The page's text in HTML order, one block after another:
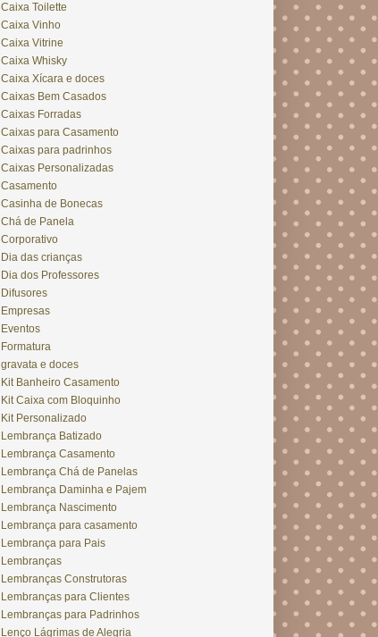
Caixa Toilette
Caixa Vinho
Caixa Vitrine
Caixa Whisky
Caixa Xícara e doces
Caixas Bem Casados
Caixas Forradas
Caixas para Casamento
Caixas para padrinhos
Caixas Personalizadas
Casamento
Casinha de Bonecas
Chá de Panela
Corporativo
Dia das crianças
Dia dos Professores
Difusores
Empresas
Eventos
Formatura
gravata e doces
Kit Banheiro Casamento
Kit Caixa com Bloquinho
Kit Personalizado
Lembrança Batizado
Lembrança Casamento
Lembrança Chá de Panelas
Lembrança Daminha e Pajem
Lembrança Nascimento
Lembrança para casamento
Lembrança para Pais
Lembranças
Lembranças Construtoras
Lembranças para Clientes
Lembranças para Padrinhos
Lenço Lágrimas de Alegria